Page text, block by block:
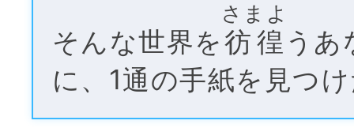
そんな世界を彷徨
さまよ
うあ
に、1通の手紙を見つ